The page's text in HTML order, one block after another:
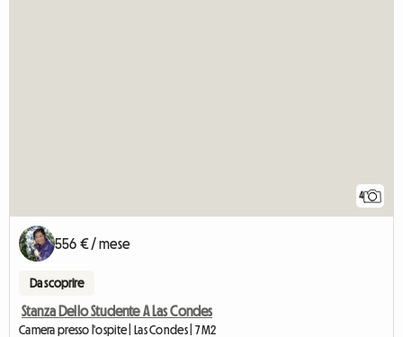
4
556 € / mese
Da scoprire
Stanza Dello Studente A Las Condes
Camera presso l'ospite | Las Condes | 7 M2